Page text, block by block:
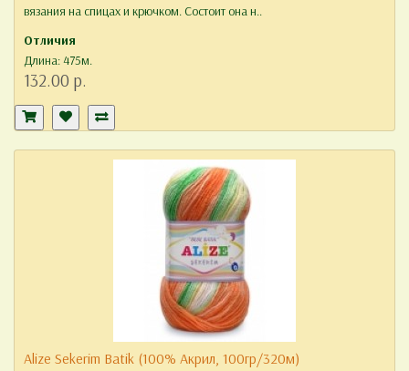
вязания на спицах и крючком. Состоит она н..
Отличия
Длина: 475м.
132.00 р.
Alize Sekerim Batik (100% Акрил, 100гр/320м)